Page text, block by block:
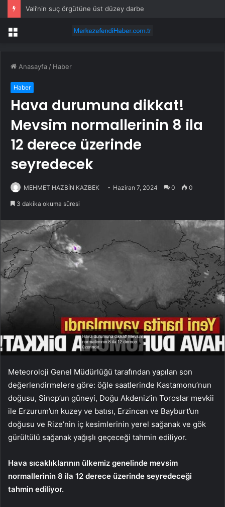
Menü
Anasayfa / Haber
Haber
Hava durumuna dikkat!
Mevsim normallerinin 8 ila
12 derece üzerinde
seyredecek
MEHMET HAZBİN KAZBEK Haziran 7, 2024 0 0
3 dakika okuma süresi
Meteoroloji Genel Müdürlüğü tarafından yapılan son
değerlendirmelere göre: öğle saatlerinde Kastamonu’nun
doğusu, Sinop’un güneyi, Doğu Akdeniz’in Toroslar mevkii
ile Erzurum’un kuzey ve batısı, Erzincan ve Bayburt’un
doğusu ve Rize’nin iç kesimlerinin yerel sağanak ve gök
gürültülü sağanak yağışlı geçeceği tahmin ediliyor.
Hava sıcaklıklarının ülkemiz genelinde mevsim
normallerinin 8 ila 12 derece üzerinde seyredeceği
tahmin ediliyor.